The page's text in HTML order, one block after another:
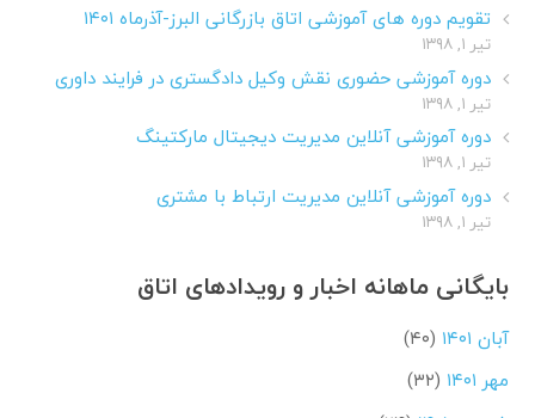
تقویم دوره های آموزشی اتاق بازرگانی البرز-آذرماه ۱۴۰۱
تیر ۱, ۱۳۹۸
دوره آموزشی حضوری نقش وکیل دادگستری در فرایند داوری
تیر ۱, ۱۳۹۸
دوره آموزشی آنلاین مدیریت دیجیتال مارکتینگ
تیر ۱, ۱۳۹۸
دوره آموزشی آنلاین مدیریت ارتباط با مشتری
تیر ۱, ۱۳۹۸
بایگانی ماهانه اخبار و رویدادهای اتاق
آبان ۱۴۰۱
(۴۰)
مهر ۱۴۰۱
(۳۲)